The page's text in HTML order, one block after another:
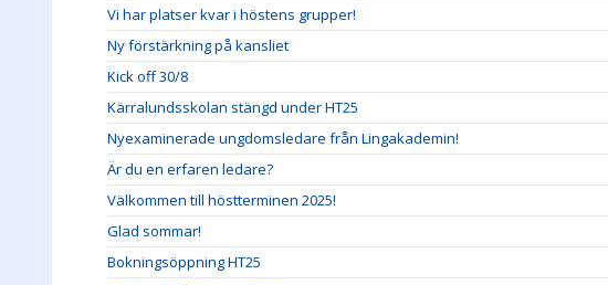
Vi har platser kvar i höstens grupper!
Ny förstärkning på kansliet
Kick off 30/8
Kärralundsskolan stängd under HT25
Nyexaminerade ungdomsledare från Lingakademin!
Är du en erfaren ledare?
Välkommen till höstterminen 2025!
Glad sommar!
Bokningsöppning HT25